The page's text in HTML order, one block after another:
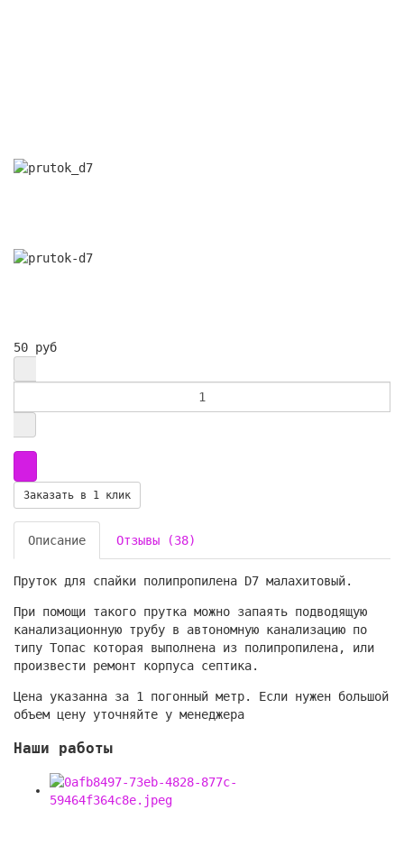
50 руб
Заказать в 1 клик
Описание Отзывы (38)
Пруток для спайки полипропилена D7 малахитовый.
При помощи такого прутка можно запаять подводящую
канализационную трубу в автономную канализацию по
типу Топас которая выполнена из полипропилена, или
произвести ремонт корпуса септика.
Цена указанна за 1 погонный метр. Если нужен большой
объем цену уточняйте у менеджера
Наши работы